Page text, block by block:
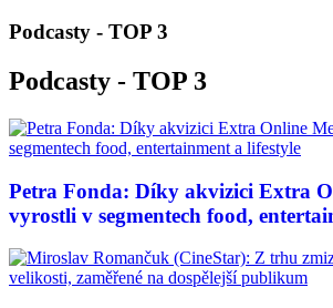
Podcasty - TOP 3
Podcasty - TOP 3
Petra Fonda: Díky akvizici Extra
vyrostli v segmentech food,